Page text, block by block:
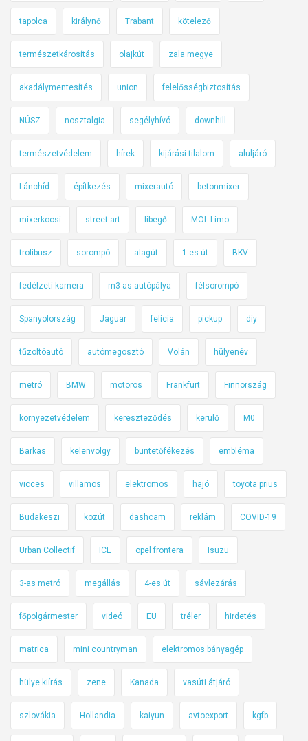
tapolca királynő Trabant kötelező
természetkárosítás olajkút zala megye
akadálymentesítés union felelősségbiztosítás
NÚSZ nosztalgia segélyhívó downhill
természetvédelem hírek kijárási tilalom aluljáró
Lánchíd építkezés mixerautó betonmixer
mixerkocsi street art libegő MOL Limo
trolibusz sorompó alagút 1-es út BKV
fedélzeti kamera m3-as autópálya félsorompó
Spanyolország Jaguar felicia pickup diy
tűzoltóautó autómegosztó Volán hülyenév
metró BMW motoros Frankfurt Finnország
környezetvédelem kereszteződés kerülő M0
Barkas kelenvölgy büntetőfékezés embléma
vicces villamos elektromos hajó toyota prius
Budakeszi közút dashcam reklám COVID-19
Urban Collëctif ICE opel frontera Isuzu
3-as metró megállás 4-es út sávlezárás
főpolgármester videó EU tréler hirdetés
matrica mini countryman elektromos bányagép
hülye kiírás zene Kanada vasúti átjáró
szlovákia Hollandia kaiyun avtoexport kgfb